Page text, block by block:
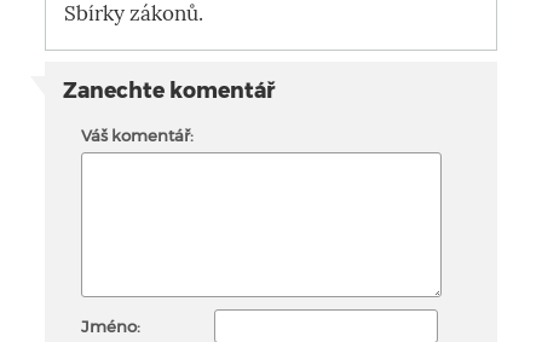
Sbírky zákonů.
Zanechte komentář
Váš komentář:
Jméno: